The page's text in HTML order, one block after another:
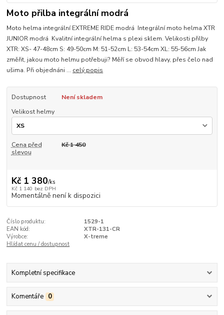
Moto přilba integrální modrá
Moto helma integrální EXTREME RIDE modrá Integrální moto helma XTR
JUNIOR modrá Kvalitní integrální helma s plexi sklem. Velikosti přilby
XTR: XS- 47-48cm S: 49-50cm M: 51-52cm L: 53-54cm XL: 55-56cm Jak
změřit, jakou moto helmu potřebuji? Měří se obvod hlavy, přes čelo nad
ušima. Při objednáni ... celý popis
Dostupnost
Není skladem
Velikost helmy
Cena před
slevou
Kč 1 450
Kč 1 380/ks
Kč 1 140 bez DPH
Momentálně není k dispozici
Číslo produktu:
1529-1
EAN kód:
XTR-131-CR
Výrobce:
X-treme
Hlídat cenu / dostupnost
Kompletní specifikace
Komentáře 0